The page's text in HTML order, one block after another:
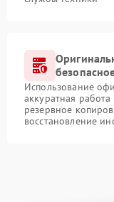
Использование
аккуратная
резервное
восстановление